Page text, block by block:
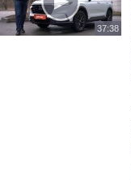
37:38